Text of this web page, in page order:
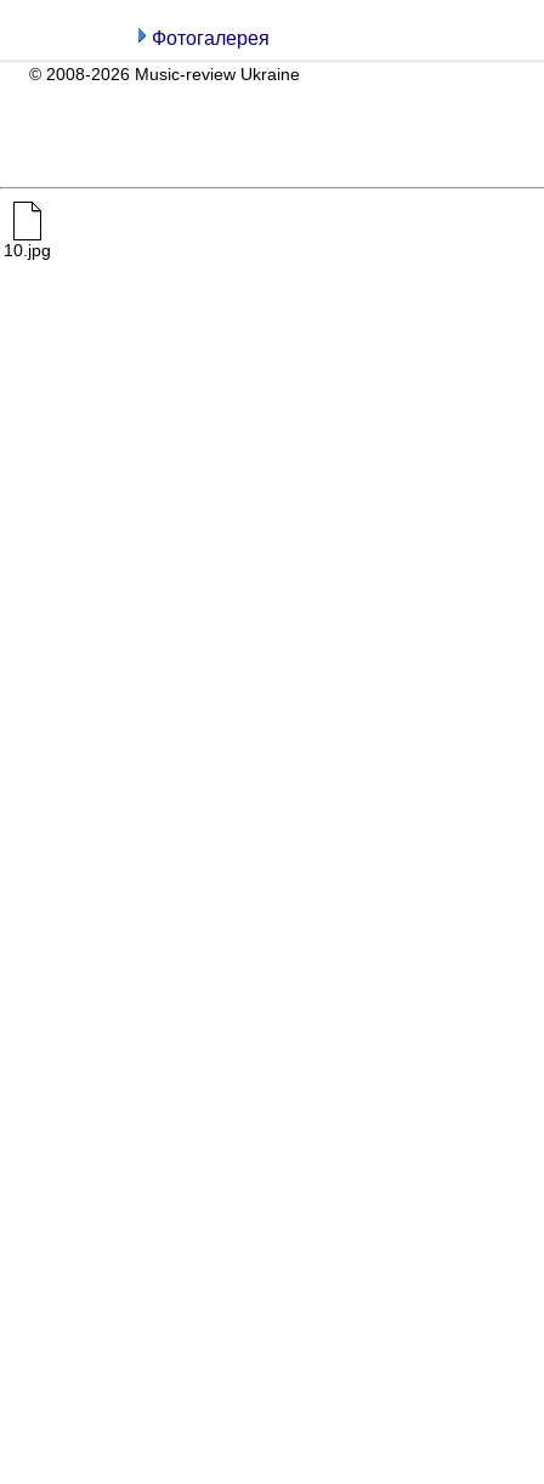
Фотогалерея
© 2008-2026 Music-review Ukraine
10.jpg